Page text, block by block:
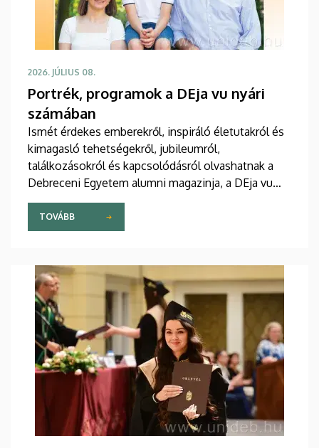
2026. JÚLIUS 08.
Portrék, programok a DEja vu nyári
számában
Ismét érdekes emberekről, inspiráló életutakról és
kimagasló tehetségekről, jubileumról,
találkozásokról és kapcsolódásról olvashatnak a
Debreceni Egyetem alumni magazinja, a DEja vu
most megjelent nyári lapszámában. Az újság
programokat is kínál, hiszen az intézmény minden
jelenlegi és egykori polgárát várja a Campus
Piknikre is.
TOVÁBB